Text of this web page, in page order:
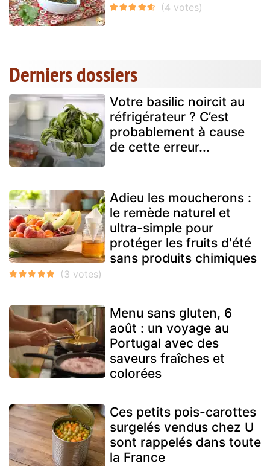
Derniers dossiers
Votre basilic noircit au
réfrigérateur ? C’est
probablement à cause
de cette erreur...
Adieu les moucherons :
le remède naturel et
ultra-simple pour
protéger les fruits d'été
sans produits chimiques
Menu sans gluten, 6
août : un voyage au
Portugal avec des
saveurs fraîches et
colorées
Ces petits pois-carottes
surgelés vendus chez U
sont rappelés dans toute
la France